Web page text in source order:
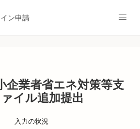
ン申請
企業者省エネ対策等支
イル追加提出
入力の状況